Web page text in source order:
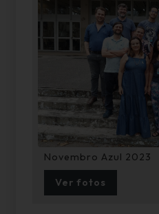
Novembro Azul 2023
Ver fotos